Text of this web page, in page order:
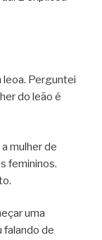
leoa. Perguntei
do leão é
mulher de
femininos.
uma
falando de